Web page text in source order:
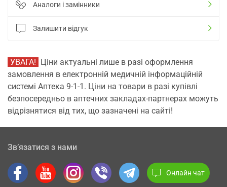
Аналоги і замінники
Залишити відгук
УВАГА! Ціни актуальні лише в разі оформлення
замовлення в електронній медичній інформаційній
системі Аптека 9-1-1. Ціни на товари в разі купівлі
безпосередньо в аптечних закладах-партнерах можуть
відрізнятися від тих, що зазначені на сайті!
Зв’язатися з нами
Онлайн чат